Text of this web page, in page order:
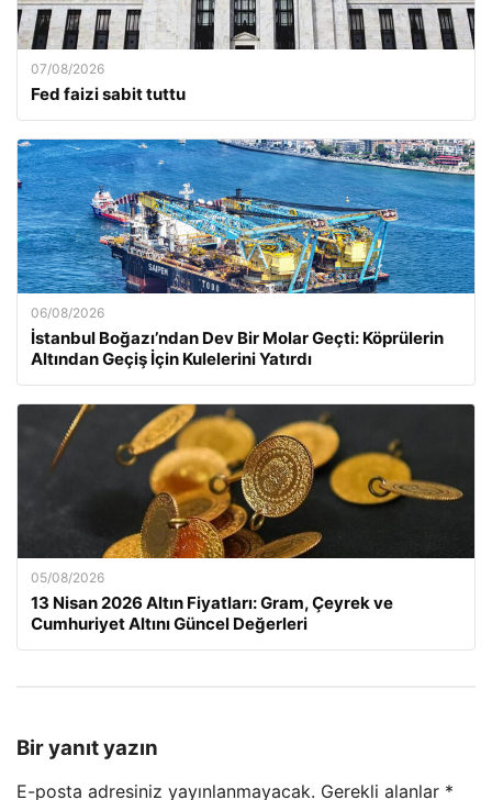
07/08/2026
Fed faizi sabit tuttu
06/08/2026
İstanbul Boğazı’ndan Dev Bir Molar Geçti: Köprülerin
Altından Geçiş İçin Kulelerini Yatırdı
05/08/2026
13 Nisan 2026 Altın Fiyatları: Gram, Çeyrek ve
Cumhuriyet Altını Güncel Değerleri
Bir yanıt yazın
E-posta adresiniz yayınlanmayacak. Gerekli alanlar *